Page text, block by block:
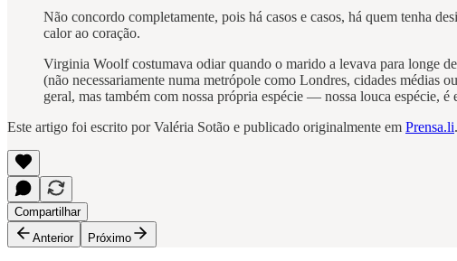
Não concordo completamente, pois há casos e casos, há quem tenha
calor ao coração.
Virginia Woolf costumava odiar quando o marido a levava para longe
(não necessariamente numa metrópole como Londres, cidades médias
geral, mas também com nossa própria espécie — nossa louca espécie, é
Este artigo foi escrito por Valéria Sotão e publicado originalmente em Prensa.li.
Compartilhar
Anterior
Próximo